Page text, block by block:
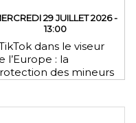
29 JUILLET 2026 -
13:00
dans le viseur
l’Europe : la
des mineurs